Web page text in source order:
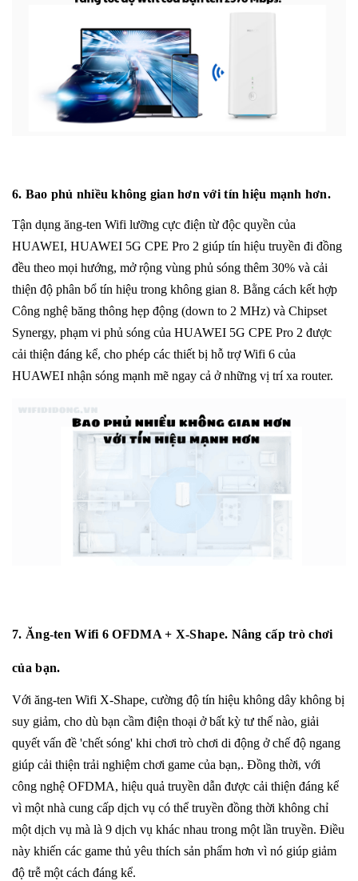
6. Bao phủ nhiều không gian hơn với tín hiệu mạnh hơn.
Tận dụng ăng-ten Wifi lưỡng cực điện từ độc quyền của
HUAWEI, HUAWEI 5G CPE Pro 2 giúp tín hiệu truyền đi đồng
đều theo mọi hướng, mở rộng vùng phủ sóng thêm 30% và cải
thiện độ phân bổ tín hiệu trong không gian 8. Bằng cách kết hợp
Công nghệ băng thông hẹp động (down to 2 MHz) và Chipset
Synergy, phạm vi phủ sóng của HUAWEI 5G CPE Pro 2 được
cải thiện đáng kể, cho phép các thiết bị hỗ trợ Wifi 6 của
HUAWEI nhận sóng mạnh mẽ ngay cả ở những vị trí xa router.
7. Ăng-ten Wifi 6 OFDMA + X-Shape. Nâng cấp trò chơi
của bạn.
Với ăng-ten Wifi X-Shape, cường độ tín hiệu không dây không bị
suy giảm, cho dù bạn cầm điện thoại ở bất kỳ tư thế nào, giải
quyết vấn đề 'chết sóng' khi chơi trò chơi di động ở chế độ ngang
giúp cải thiện trải nghiệm chơi game của bạn,. Đồng thời, với
công nghệ OFDMA, hiệu quả truyền dẫn được cải thiện đáng kể
vì một nhà cung cấp dịch vụ có thể truyền đồng thời không chỉ
một dịch vụ mà là 9 dịch vụ khác nhau trong một lần truyền. Điều
này khiến các game thủ yêu thích sản phẩm hơn vì nó giúp giảm
độ trễ một cách đáng kể.